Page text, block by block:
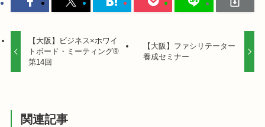
【大阪】ビジネス×ホワイ
トボード・ミーティング®
第14回
【大阪】ファシリテーター
養成セミナー
関連記事